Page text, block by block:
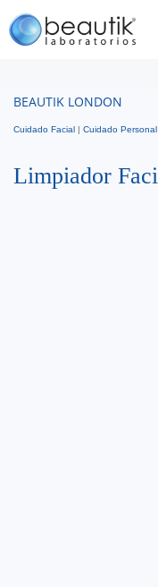
BEAUTIK LONDON
Cuidado Facial | Cuidado Personal
Limpiador